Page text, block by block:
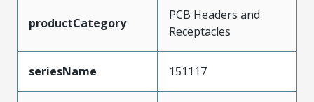
productCategory
PCB Headers and
Receptacles
seriesName 151117